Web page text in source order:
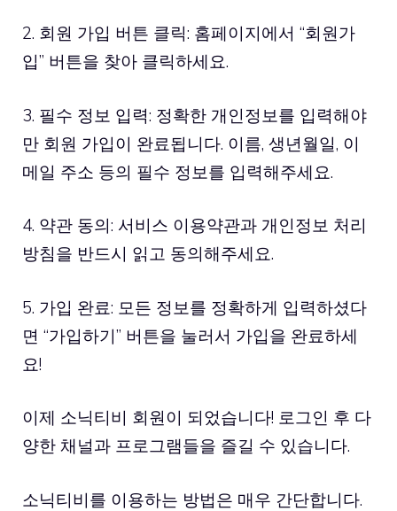
2. 회원 가입 버튼 클릭: 홈페이지에서 “회원가
입” 버튼을 찾아 클릭하세요.
3. 필수 정보 입력: 정확한 개인정보를 입력해야
만 회원 가입이 완료됩니다. 이름, 생년월일, 이
메일 주소 등의 필수 정보를 입력해주세요.
4. 약관 동의: 서비스 이용약관과 개인정보 처리
방침을 반드시 읽고 동의해주세요.
5. 가입 완료: 모든 정보를 정확하게 입력하셨다
면 “가입하기” 버튼을 눌러서 가입을 완료하세
요!
이제 소닉티비 회원이 되었습니다! 로그인 후 다
양한 채널과 프로그램들을 즐길 수 있습니다.
소닉티비를 이용하는 방법은 매우 간단합니다.